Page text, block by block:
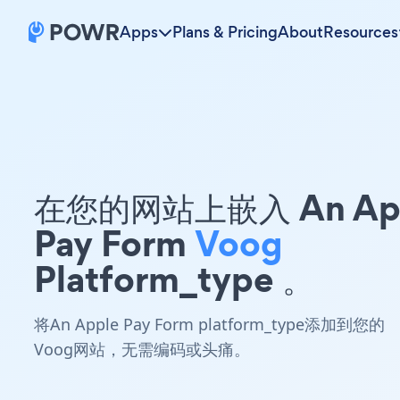
Apps Plans & PricingAboutResources
在您的网站上嵌入 An
Pay FormVoog
Platform_type 。
将An Apple Pay Form platform_type添加到您的
Voog网站，无需编码或头痛。